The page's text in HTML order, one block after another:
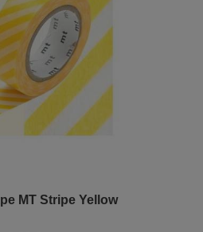
MT Stripe Yellow